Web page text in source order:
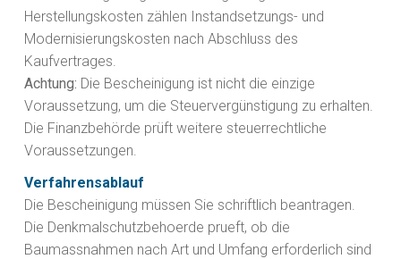
Herstellungskosten zählen Instandsetzungs- und
Modernisierungskosten nach Abschluss des
Kaufvertrages.
Achtung: Die Bescheinigung ist nicht die einzige
Voraussetzung, um die Steuervergünstigung zu erhalten.
Die Finanzbehörde prüft weitere steuerrechtliche
Voraussetzungen.
Verfahrensablauf
Die Bescheinigung müssen Sie schriftlich beantragen.
Die Denkmalschutzbehoerde prueft, ob die
Baumassnahmen nach Art und Umfang erforderlich sind